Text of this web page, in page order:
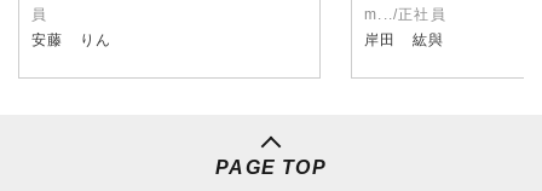
員
安藤 りん
m.../正社員
岸田 紘與
PAGE TOP